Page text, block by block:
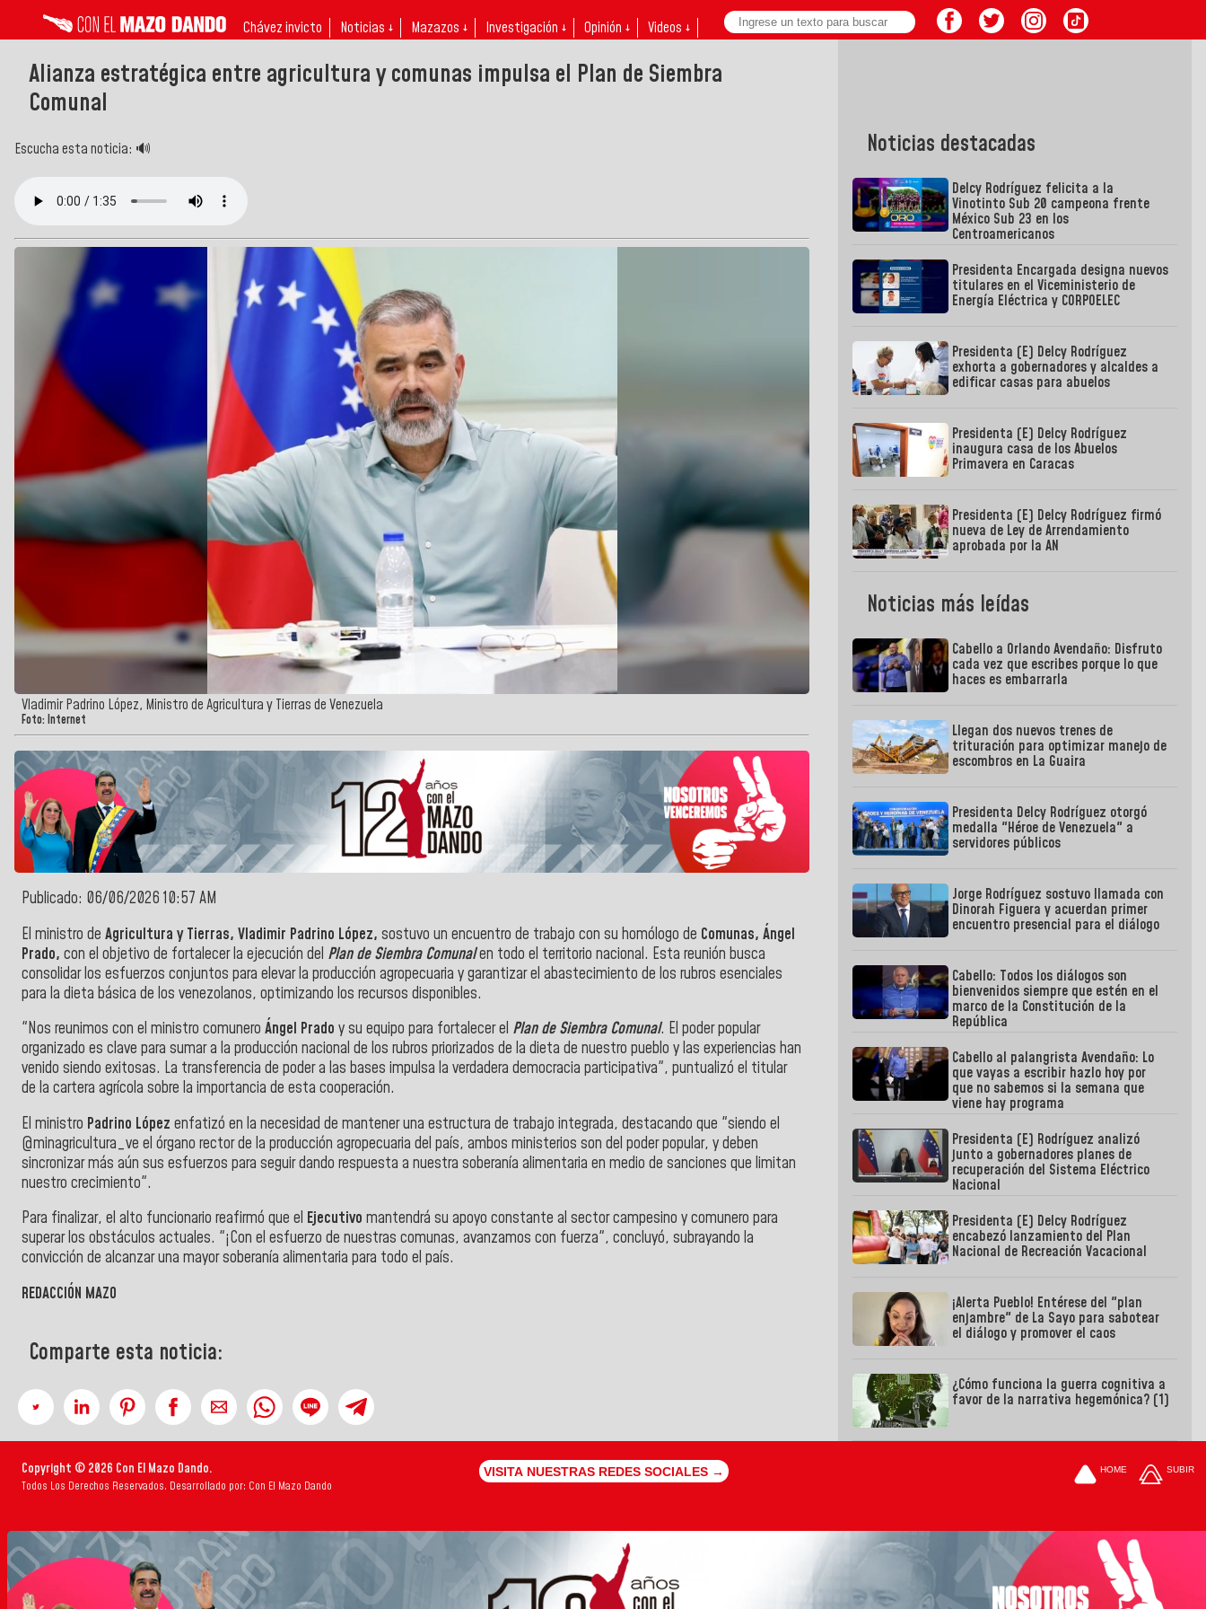
Chávez invicto Noticias ↓ Mazazos ↓ Investigación ↓ Opinión ↓ Videos ↓
Alianza estratégica entre agricultura y comunas impulsa el Plan de Siembra
Comunal
Escucha esta noticia: 🔊
Vladimir Padrino López, Ministro de Agricultura y Tierras de Venezuela
Foto: Internet
Publicado: 06/06/2026 10:57 AM
El ministro de Agricultura y Tierras, Vladimir Padrino López, sostuvo un encuentro de trabajo con su homólogo de Comunas, Ángel
Prado, con el objetivo de fortalecer la ejecución del Plan de Siembra Comunalen todo el territorio nacional. Esta reunión busca
consolidar los esfuerzos conjuntos para elevar la producción agropecuaria y garantizar el abastecimiento de los rubros esenciales
para la dieta básica de los venezolanos, optimizando los recursos disponibles.
"Nos reunimos con el ministro comunero Ángel Prado y su equipo para fortalecer el Plan de Siembra Comunal. El poder popular
organizado es clave para sumar a la producción nacional de los rubros priorizados de la dieta de nuestro pueblo y las experiencias han
venido siendo exitosas. La transferencia de poder a las bases impulsa la verdadera democracia participativa", puntualizó el titular
de la cartera agrícola sobre la importancia de esta cooperación.
El ministro Padrino López enfatizó en la necesidad de mantener una estructura de trabajo integrada, destacando que "siendo el
@minagricultura_ve el órgano rector de la producción agropecuaria del país, ambos ministerios son del poder popular, y deben
sincronizar más aún sus esfuerzos para seguir dando respuesta a nuestra soberanía alimentaria en medio de sanciones que limitan
nuestro crecimiento".
Para finalizar, el alto funcionario reafirmó que el Ejecutivo mantendrá su apoyo constante al sector campesino y comunero para
superar los obstáculos actuales. "¡Con el esfuerzo de nuestras comunas, avanzamos con fuerza", concluyó, subrayando la
convicción de alcanzar una mayor soberanía alimentaria para todo el país.
REDACCIÓN MAZO
Comparte esta noticia:
Noticias destacadas
Delcy Rodríguez felicita a la
Vinotinto Sub 20 campeona frente
México Sub 23 en los
Centroamericanos
Presidenta Encargada designa nuevos
titulares en el Viceministerio de
Energía Eléctrica y CORPOELEC
Presidenta (E) Delcy Rodríguez
exhorta a gobernadores y alcaldes a
edificar casas para abuelos
Presidenta (E) Delcy Rodríguez
inaugura casa de los Abuelos
Primavera en Caracas
Presidenta (E) Delcy Rodríguez firmó
nueva de Ley de Arrendamiento
aprobada por la AN
Noticias más leídas
Cabello a Orlando Avendaño: Disfruto
cada vez que escribes porque lo que
haces es embarrarla
Llegan dos nuevos trenes de
trituración para optimizar manejo de
escombros en La Guaira
Presidenta Delcy Rodríguez otorgó
medalla "Héroe de Venezuela" a
servidores públicos
Jorge Rodríguez sostuvo llamada con
Dinorah Figuera y acuerdan primer
encuentro presencial para el diálogo
Cabello: Todos los diálogos son
bienvenidos siempre que estén en el
marco de la Constitución de la
República
Cabello al palangrista Avendaño: Lo
que vayas a escribir hazlo hoy por
que no sabemos si la semana que
viene hay programa
Presidenta (E) Rodríguez analizó
junto a gobernadores planes de
recuperación del Sistema Eléctrico
Nacional
Presidenta (E) Delcy Rodríguez
encabezó lanzamiento del Plan
Nacional de Recreación Vacacional
¡Alerta Pueblo! Entérese del "plan
enjambre" de La Sayo para sabotear
el diálogo y promover el caos
¿Cómo funciona la guerra cognitiva a
favor de la narrativa hegemónica? (1)
Copyright © 2026 Con El Mazo Dando.
Todos Los Derechos Reservados. Desarrollado por: Con El Mazo Dando
VISITA NUESTRAS REDES SOCIALES → HOME SUBIR